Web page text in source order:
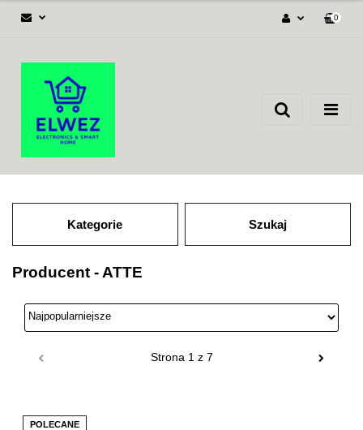
Zgody cookies
0
Kategorie Szukaj
Producent - ATTE
POLECANE